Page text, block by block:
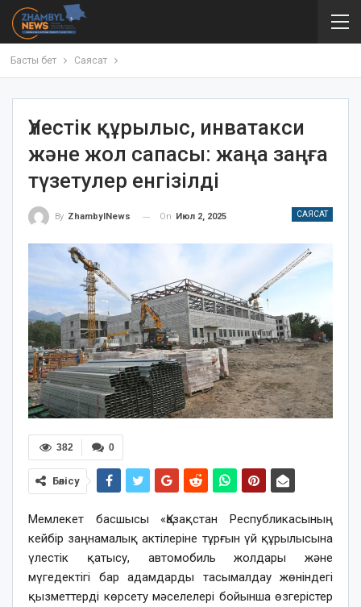
Басты бет Саясат
Үлестік құрылыс, инватакси
және жол сапасы: жаңа заңға
түзетулер енгізілді
САЯСАТ
By ZhambylNews On Июл 2, 2025
0
382
Бөлісу
Мемлекет басшысы «Қазақстан Республикасының
кейбір заңнамалық актілеріне тұрғын үй құрылысына
үлестік қатысу, автомобиль жолдары және
мүгедектігі бар адамдарды тасымалдау жөніндегі
қызметтерді көрсету мәселелері бойынша өзгерістер